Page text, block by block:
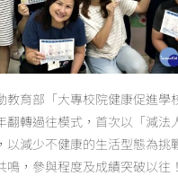
教育部「大專校院健康促進學
翻轉過往模式，首次以「減法
以減少不健康的生活型態為挑
鳴，參與程度及成績突破以往！